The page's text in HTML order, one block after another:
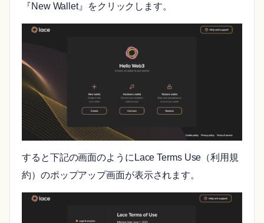
『New Wallet』をクリックします。
すると下記の画面のようにLace Terms Use（利用規
約）のポップアップ画面が表示されます。